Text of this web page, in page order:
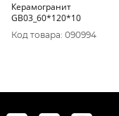
Керамогранит
GB03_60*120*10
Код товара: 090994